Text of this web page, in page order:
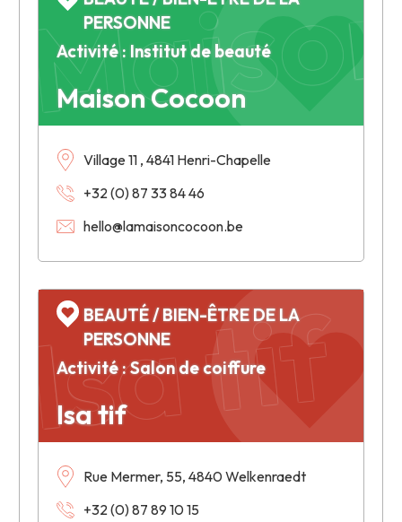
Maison Cocoon
PERSONNE
Activité : Institut de beauté
Village 11 , 4841 Henri-Chapelle
+32 (0) 87 33 84 46
hello@lamaisoncocoon.be
Isa tif
Isa tif
BEAUTÉ / BIEN-ÊTRE DE LA
PERSONNE
Activité : Salon de coiffure
Rue Mermer, 55, 4840 Welkenraedt
+32 (0) 87 89 10 15